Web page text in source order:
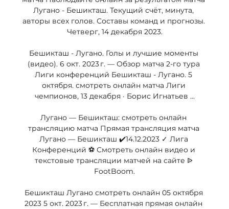
Лугано - Бешикташ. Текущий счёт, минута,
авторы всех голов. Составы команд и прогнозы.
Четверг, 14 декабря 2023.
Бешикташ - Лугано. Голы и лучшие моменты
(видео). 6 окт. 2023 г. — Обзор матча 2-го тура
Лиги конференций Бешикташ - Лугано. 5
октября. смотреть онлайн матча Лиги
чемпионов, 13 декабря · Борис Игнатьев ...
Лугано — Бешикташ: смотреть онлайн
трансляцию матча Прямая трансляция матча
Лугано — Бешикташ ✔️14.12.2023 ✓ Лига
Конференций ⚽ Смотреть онлайн видео и
текстовые трансляции матчей на сайте ᐉ
FootBoom.
Бешикташ Лугано смотреть онлайн 05 октября
2023 5 окт. 2023 г. — Бесплатная прямая онлайн